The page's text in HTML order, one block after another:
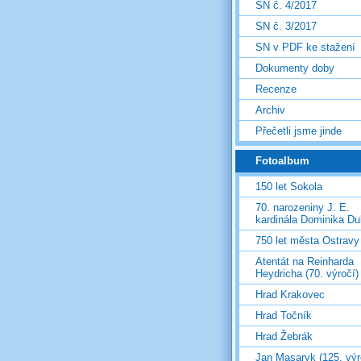
SN č. 4/2017
SN č. 3/2017
SN v PDF ke stažení
Dokumenty doby
Recenze
Archiv
Přečetli jsme jinde
Fotoalbum
150 let Sokola
70. narozeniny J. E.
kardinála Dominika
750 let města Ostravy
Atentát na Reinharda
Heydricha (70. výročí)
Hrad Krakovec
Hrad Točník
Hrad Žebrák
Jan Masaryk (125.